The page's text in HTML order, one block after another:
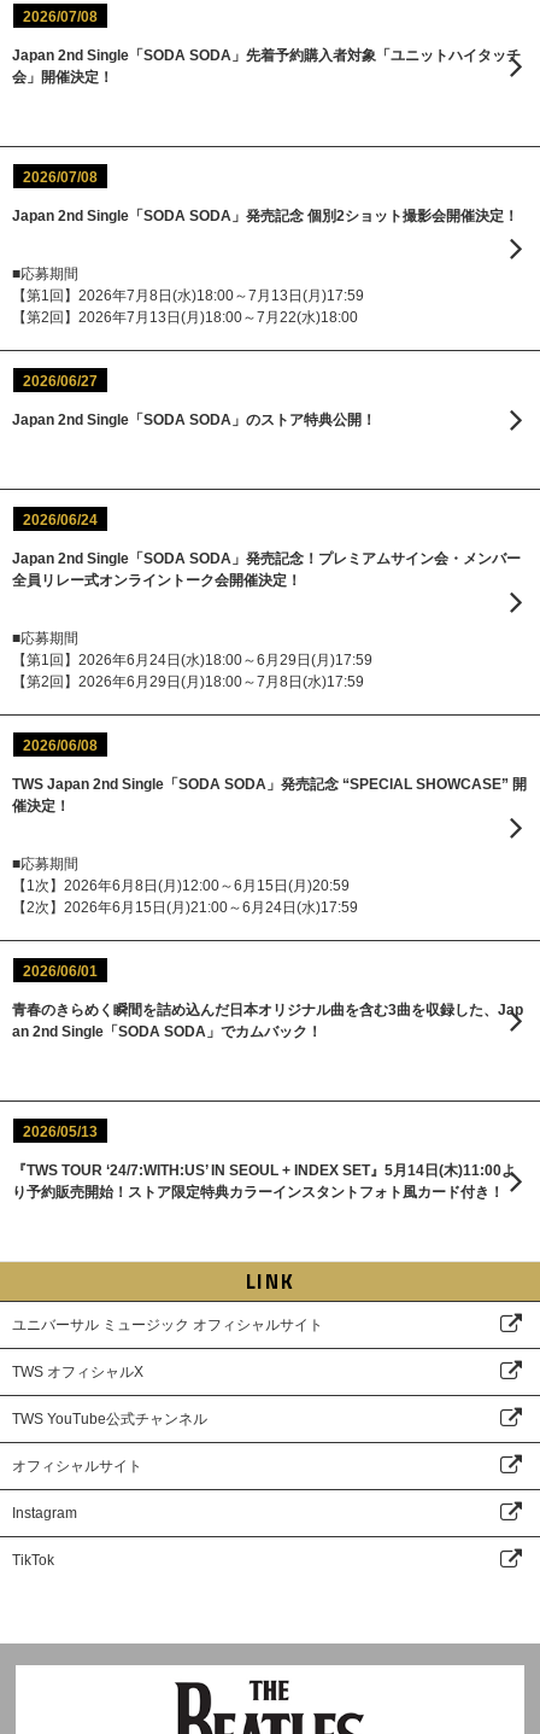
2026/07/08
Japan 2nd Single「SODA SODA」先着予約購入者対象「ユニットハイタッチ
会」開催決定！
2026/07/08
Japan 2nd Single「SODA SODA」発売記念 個別2ショット撮影会開催決定！
■応募期間
【第1回】2026年7月8日(水)18:00～7月13日(月)17:59
【第2回】2026年7月13日(月)18:00～7月22(水)18:00
2026/06/27
Japan 2nd Single「SODA SODA」のストア特典公開！
2026/06/24
Japan 2nd Single「SODA SODA」発売記念！プレミアムサイン会・メンバー
全員リレー式オンライントーク会開催決定！
■応募期間
【第1回】2026年6月24日(水)18:00～6月29日(月)17:59
【第2回】2026年6月29日(月)18:00～7月8日(水)17:59
2026/06/08
TWS Japan 2nd Single「SODA SODA」発売記念 “SPECIAL SHOWCASE” 開
催決定！
■応募期間
【1次】2026年6月8日(月)12:00～6月15日(月)20:59
【2次】2026年6月15日(月)21:00～6月24日(水)17:59
2026/06/01
青春のきらめく瞬間を詰め込んだ日本オリジナル曲を含む3曲を収録した、Jap
an 2nd Single「SODA SODA」でカムバック！
2026/05/13
『TWS TOUR ‘24/7:WITH:US’ IN SEOUL + INDEX SET』5月14日(木)11:00よ
り予約販売開始！ストア限定特典カラーインスタントフォト風カード付き！
LINK
ユニバーサル ミュージック オフィシャルサイト
TWS オフィシャルX
TWS YouTube公式チャンネル
オフィシャルサイト
Instagram
TikTok